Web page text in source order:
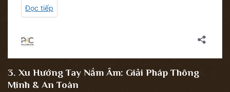
3. Xu Hướng Tay Nắm Âm: Giải Pháp Thông
Minh & An Toàn